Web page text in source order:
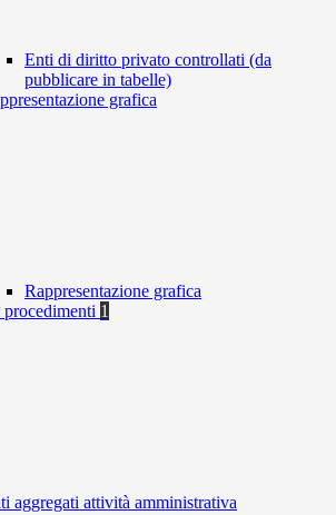
Enti di diritto privato controllati (da
pubblicare in tabelle)
grafica
Rappresentazione grafica
1
aggregati attività amministrativa